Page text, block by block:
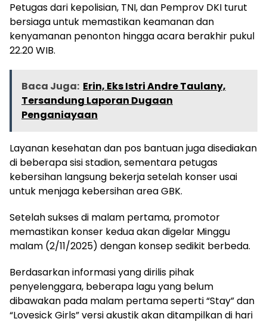
Petugas dari kepolisian, TNI, dan Pemprov DKI turut
bersiaga untuk memastikan keamanan dan
kenyamanan penonton hingga acara berakhir pukul
22.20 WIB.
Baca Juga: Erin, Eks Istri Andre Taulany,
Tersandung Laporan Dugaan
Penganiayaan
Layanan kesehatan dan pos bantuan juga disediakan
di beberapa sisi stadion, sementara petugas
kebersihan langsung bekerja setelah konser usai
untuk menjaga kebersihan area GBK.
Setelah sukses di malam pertama, promotor
memastikan konser kedua akan digelar Minggu
malam (2/11/2025) dengan konsep sedikit berbeda.
Berdasarkan informasi yang dirilis pihak
penyelenggara, beberapa lagu yang belum
dibawakan pada malam pertama seperti “Stay” dan
“Lovesick Girls” versi akustik akan ditampilkan di hari